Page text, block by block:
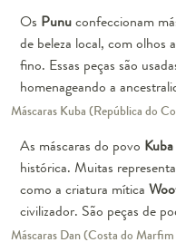
Os Punuconfeccionam
de beleza local, com olhos
fino. Essas peças são
homenageando a
Máscaras Kuba (República do
As máscaras do povo Kuba
histórica. Muitas
como a criatura mítica
civilizador. São peças de
Máscaras Dan (Costa do